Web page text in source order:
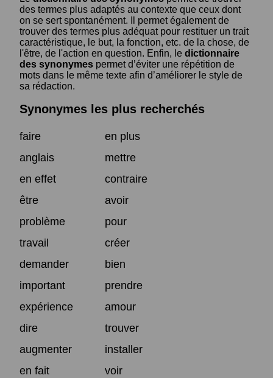
des termes plus adaptés au contexte que ceux dont
on se sert spontanément. Il permet également de
trouver des termes plus adéquat pour restituer un trait
caractéristique, le but, la fonction, etc. de la chose, de
l'être, de l'action en question. Enfin, le dictionnaire
des synonymes permet d’éviter une répétition de
mots dans le même texte afin d’améliorer le style de
sa rédaction.
Synonymes les plus recherchés
faire
en plus
anglais
mettre
en effet
contraire
être
avoir
problème
pour
travail
créer
demander
bien
important
prendre
expérience
amour
dire
trouver
augmenter
installer
en fait
voir